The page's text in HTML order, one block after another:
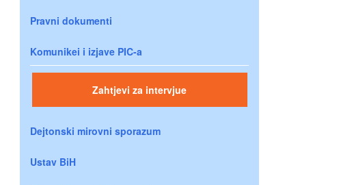
Pravni dokumenti
Komunikei i izjave PIC-a
Zahtjevi za intervjue
Dejtonski mirovni sporazum
Ustav BiH